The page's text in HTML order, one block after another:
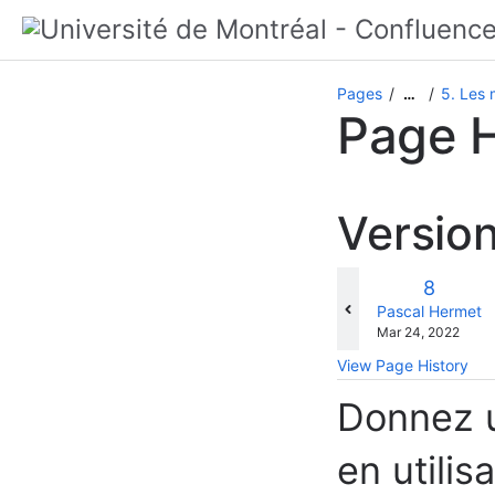
Pages … 5. Les
Page
Old
Version
8
Pascal Hermet
Saved
Mar 24, 2022
View Page History
Donnez
en